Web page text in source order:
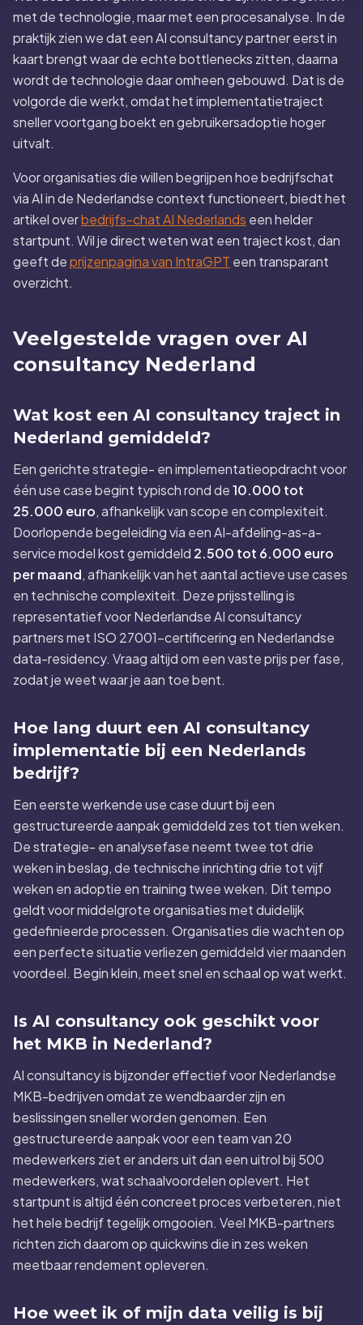
met de technologie, maar met een procesanalyse. In de
praktijk zien we dat een AI consultancy partner eerst in
kaart brengt waar de echte bottlenecks zitten, daarna
wordt de technologie daar omheen gebouwd. Dat is de
volgorde die werkt, omdat het implementatietraject
sneller voortgang boekt en gebruikersadoptie hoger
uitvalt.
Voor organisaties die willen begrijpen hoe bedrijfschat
via AI in de Nederlandse context functioneert, biedt het
artikel overbedrijfs-chat AI Nederlands een helder
startpunt. Wil je direct weten wat een traject kost, dan
geeft deprijzenpagina van IntraGPT een transparant
overzicht.
Veelgestelde vragen over AI
consultancy Nederland
Wat kost een AI consultancy traject in
Nederland gemiddeld?
Een gerichte strategie- en implementatieopdracht voor
één use case begint typisch rond de10.000 tot
25.000 euro, afhankelijk van scope en complexiteit.
Doorlopende begeleiding via een AI-afdeling-as-a-
service model kost gemiddeld 2.500 tot 6.000 euro
per maand, afhankelijk van het aantal actieve use cases
en technische complexiteit. Deze prijsstelling is
representatief voor Nederlandse AI consultancy
partners met ISO 27001-certificering en Nederlandse
data-residency. Vraag altijd om een vaste prijs per fase,
zodat je weet waar je aan toe bent.
Hoe lang duurt een AI consultancy
implementatie bij een Nederlands
bedrijf?
Een eerste werkende use case duurt bij een
gestructureerde aanpak gemiddeld zes tot tien weken.
De strategie- en analysefase neemt twee tot drie
weken in beslag, de technische inrichting drie tot vijf
weken en adoptie en training twee weken. Dit tempo
geldt voor middelgrote organisaties met duidelijk
gedefinieerde processen. Organisaties die wachten op
een perfecte situatie verliezen gemiddeld vier maanden
voordeel. Begin klein, meet snel en schaal op wat werkt.
Is AI consultancy ook geschikt voor
het MKB in Nederland?
AI consultancy is bijzonder effectief voor Nederlandse
MKB-bedrijven omdat ze wendbaarder zijn en
beslissingen sneller worden genomen. Een
gestructureerde aanpak voor een team van 20
medewerkers ziet er anders uit dan een uitrol bij 500
medewerkers, wat schaalvoordelen oplevert. Het
startpunt is altijd één concreet proces verbeteren, niet
het hele bedrijf tegelijk omgooien. Veel MKB-partners
richten zich daarom op quickwins die in zes weken
meetbaar rendement opleveren.
Hoe weet ik of mijn data veilig is bij